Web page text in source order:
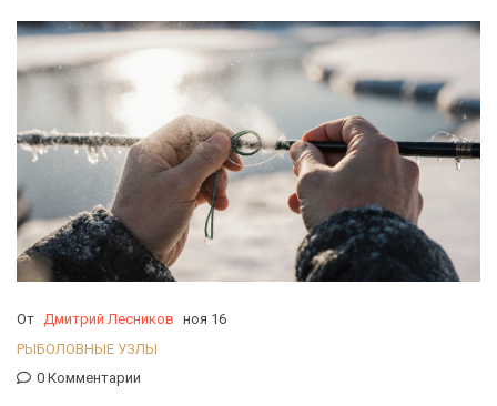
От Дмитрий Лесников ноя 16
РЫБОЛОВНЫЕ УЗЛЫ
0 Комментарии